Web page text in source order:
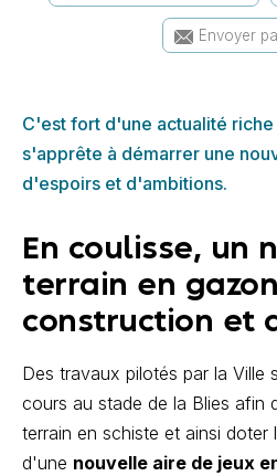
Envoyer
C'est fort d'une actualité
s'apprête à démarrer une
d'espoirs et d'ambitions.
En coulisse, un
terrain en
construction et
Des travaux pilotés par la Ville
cours au stade de la Blies afin
terrain en schiste et ainsi doter
d'une nouvelle aire de jeux